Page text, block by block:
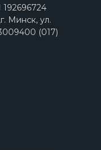
Минск, ул.
(017)